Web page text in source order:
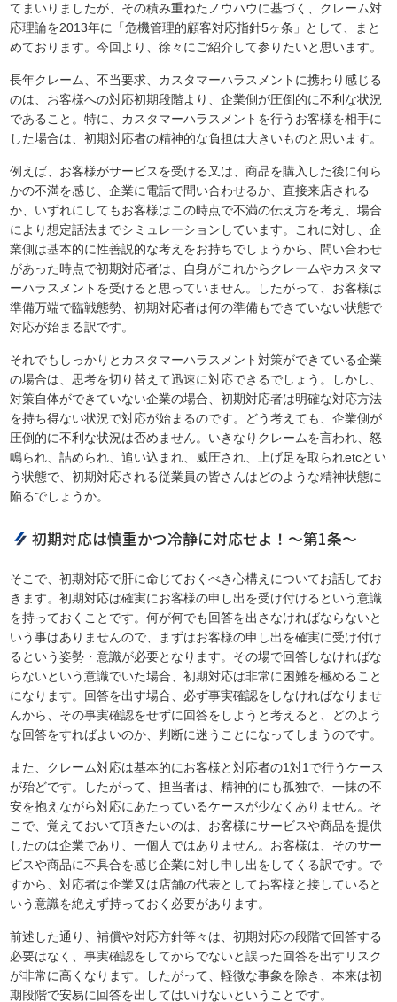
てまいりましたが、その積み重ねたノウハウに基づく、クレーム対
応理論を2013年に「危機管理的顧客対応指針5ヶ条」として、まと
めております。今回より、徐々にご紹介して参りたいと思います。
長年クレーム、不当要求、カスタマーハラスメントに携わり感じる
のは、お客様への対応初期段階より、企業側が圧倒的に不利な状況
であること。特に、カスタマーハラスメントを行うお客様を相手に
した場合は、初期対応者の精神的な負担は大きいものと思います。
例えば、お客様がサービスを受ける又は、商品を購入した後に何ら
かの不満を感じ、企業に電話で問い合わせるか、直接来店される
か、いずれにしてもお客様はこの時点で不満の伝え方を考え、場合
により想定話法までシミュレーションしています。これに対し、企
業側は基本的に性善説的な考えをお持ちでしょうから、問い合わせ
があった時点で初期対応者は、自身がこれからクレームやカスタマ
ーハラスメントを受けると思っていません。したがって、お客様は
準備万端で臨戦態勢、初期対応者は何の準備もできていない状態で
対応が始まる訳です。
それでもしっかりとカスタマーハラスメント対策ができている企業
の場合は、思考を切り替えて迅速に対応できるでしょう。しかし、
対策自体ができていない企業の場合、初期対応者は明確な対応方法
を持ち得ない状況で対応が始まるのです。どう考えても、企業側が
圧倒的に不利な状況は否めません。いきなりクレームを言われ、怒
鳴られ、詰められ、追い込まれ、威圧され、上げ足を取られetcとい
う状態で、初期対応される従業員の皆さんはどのような精神状態に
陥るでしょうか。
初期対応は慎重かつ冷静に対応せよ！～第1条～
そこで、初期対応で肝に命じておくべき心構えについてお話してお
きます。初期対応は確実にお客様の申し出を受け付けるという意識
を持っておくことです。何が何でも回答を出さなければならないと
いう事はありませんので、まずはお客様の申し出を確実に受け付け
るという姿勢・意識が必要となります。その場で回答しなければな
らないという意識でいた場合、初期対応は非常に困難を極めること
になります。回答を出す場合、必ず事実確認をしなければなりませ
んから、その事実確認をせずに回答をしようと考えると、どのよう
な回答をすればよいのか、判断に迷うことになってしまうのです。
また、クレーム対応は基本的にお客様と対応者の1対1で行うケース
が殆どです。したがって、担当者は、精神的にも孤独で、一抹の不
安を抱えながら対応にあたっているケースが少なくありません。そ
こで、覚えておいて頂きたいのは、お客様にサービスや商品を提供
したのは企業であり、一個人ではありません。お客様は、そのサー
ビスや商品に不具合を感じ企業に対し申し出をしてくる訳です。で
すから、対応者は企業又は店舗の代表としてお客様と接していると
いう意識を絶えず持っておく必要があります。
前述した通り、補償や対応方針等々は、初期対応の段階で回答する
必要はなく、事実確認をしてからでないと誤った回答を出すリスク
が非常に高くなります。したがって、軽微な事象を除き、本来は初
期段階で安易に回答を出してはいけないということです。